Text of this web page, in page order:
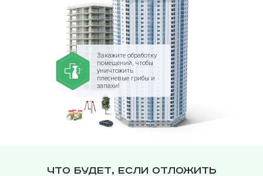
Закажите обработку
помещений, чтобы
уничтожить
плесневые грибы и
запахи!
Что будет, если отложить